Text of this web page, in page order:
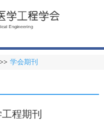
录
>> 学会期刊
程期刊